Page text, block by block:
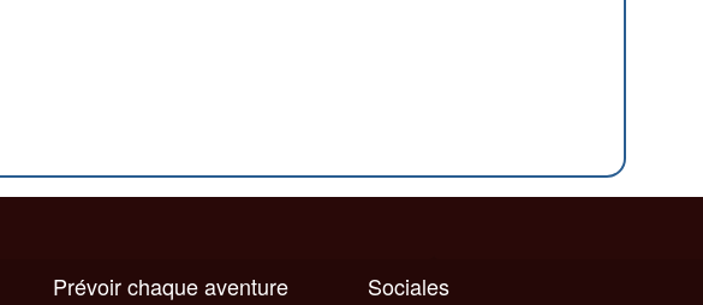
Sociales
Prévoir chaque aventure